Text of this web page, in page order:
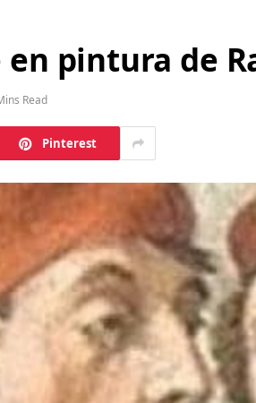
pintura de
Read
Pinterest